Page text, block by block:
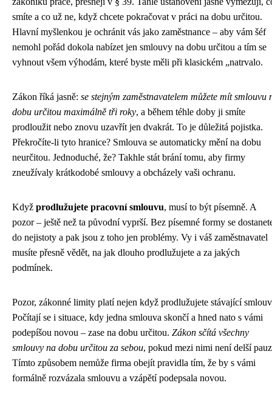
smíte a co už ne, když chcete pokračovat v práci na dobu určitou.
Hlavní myšlenkou je ochránit vás jako zaměstnance – aby vám šéf
nemohl pořád dokola nabízet jen smlouvy na dobu určitou a tím se
vyhnout všem výhodám, které byste měli při klasickém „natrvalo.
Zákon říká jasně: se stejným zaměstnavatelem můžete mít smlouvu
dobu určitou maximálně tři roky, a během téhle doby ji smíte
prodloužit nebo znovu uzavřít jen dvakrát. To je důležitá pojistka.
Překročíte-li tyto hranice? Smlouva se automaticky mění na dobu
neurčitou. Jednoduché, že? Takhle stát brání tomu, aby firmy
zneužívaly krátkodobé smlouvy a obcházely vaši ochranu.
Když prodlužujete pracovní smlouvu, musí to být písemně. A
pozor – ještě než ta původní vyprší. Bez písemné formy se
do nejistoty a pak jsou z toho jen problémy. Vy i váš zaměstnavatel
musíte přesně vědět, na jak dlouho prodlužujete a za jakých
podmínek.
Pozor, zákonné limity platí nejen když prodlužujete stávající
Počítají se i situace, kdy jedna smlouva skončí a hned nato s vámi
podepíšou novou – zase na dobu určitou. Zákon sčítá všechny
smlouvy na dobu určitou za sebou, pokud mezi nimi není delší
Tímto způsobem nemůže firma obejít pravidla tím, že by s vámi
formálně rozvázala smlouvu a vzápětí podepsala novou.